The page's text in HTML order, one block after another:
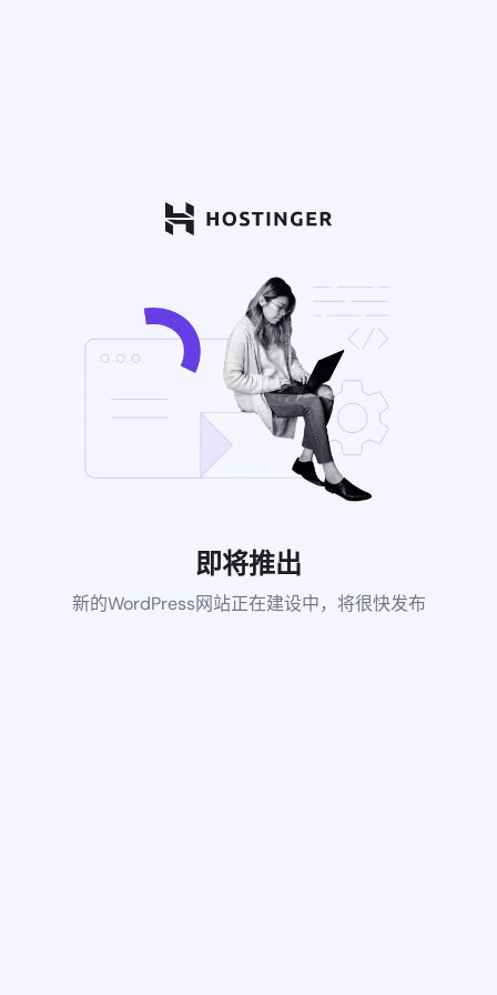
即将推出
新的WordPress网站正在建设中，将很快发布